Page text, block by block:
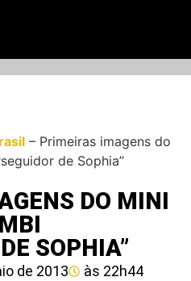
– Primeiras imagens do
de Sophia”
DO MINI
SOPHIA”
de 2013 às 22h44